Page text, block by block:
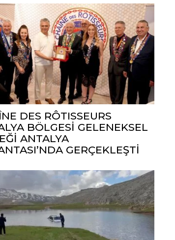
DES RÔTISSEURS
BÖLGESİ GELENEKSEL
ANTALYA
GERÇEKLEŞTİ